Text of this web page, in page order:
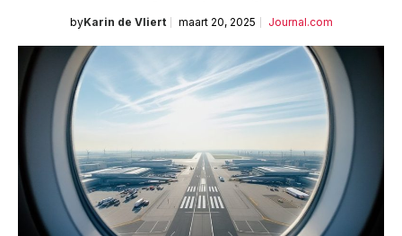
byKarin de Vliert maart 20, 2025 Journal.com